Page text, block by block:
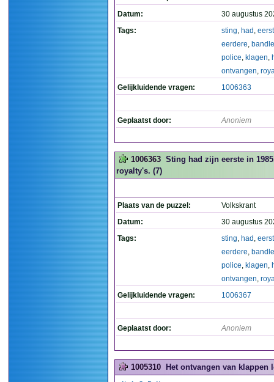
Datum:
30 augustus
Tags:
sting, had ,
eerdere,
police, klagen,
ontvangen,
Gelijkluidende vragen:
1006363
Geplaatst door: Anoniem
1006363 Sting had zijn eerste in
royalty's. (7)
Plaats van de puzzel:
Volkskrant
Datum:
30 augustus
Tags:
sting, had ,
eerdere,
police, klagen,
ontvangen,
Gelijkluidende vragen:
1006367
Geplaatst door: Anoniem
1005310 Het ontvangen van klappen